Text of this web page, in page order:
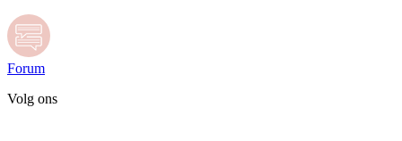
Forum
Volg ons